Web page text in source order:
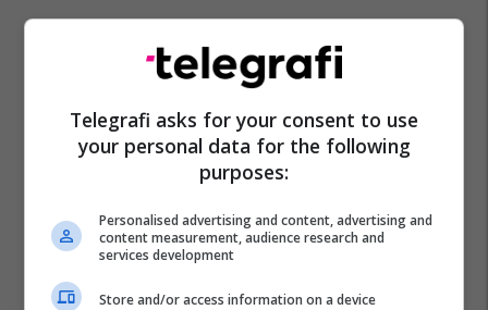
Telegrafi asks for your consent to use
your personal data for the following
purposes:
Personalised advertising and content, advertising and
content measurement, audience research and
services development
Store and/or access information on a device